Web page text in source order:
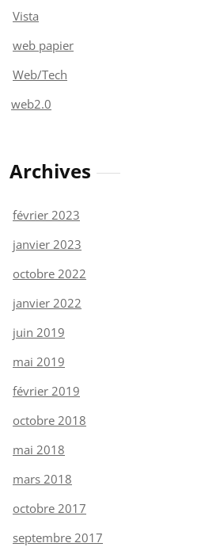
Vista
web papier
Web/Tech
web2.0
Archives
février 2023
janvier 2023
octobre 2022
janvier 2022
juin 2019
mai 2019
février 2019
octobre 2018
mai 2018
mars 2018
octobre 2017
septembre 2017